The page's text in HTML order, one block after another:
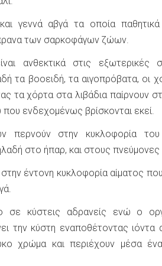
γεννά αβγά τα οποία παθητικά
των σαρκοφάγων ζώων.
ανθεκτικά στις εξωτερικές
τα βοοειδή, τα αιγοπρόβατα, οι
τα χόρτα στα λιβάδια παίρνουν
ενδεχομένως βρίσκονται εκεί.
στην κυκλοφορία του
στο ήπαρ, και στους πνεύμονες
έντονη κυκλοφορία αίματος
σε κύστεις αδρανείς ενώ ο
την κύστη εναποθέτοντας ιόντα
χρώμα και περιέχουν μέσα